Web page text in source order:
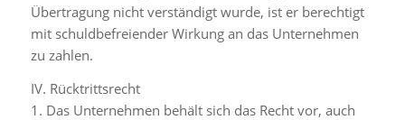
Übertragung nicht verständigt wurde, ist er berechtigt
mit schuldbefreiender Wirkung an das Unternehmen
zu zahlen.
IV. Rücktrittsrecht
1. Das Unternehmen behält sich das Recht vor, auch